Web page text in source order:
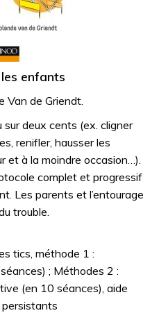
enfants
Van de Griendt.
deux cents (ex. cligner
renifler, hausser les
et à la moindre occasion…).
complet et progressif
Les parents et l’entourage
trouble.
tics, méthode 1 :
; Méthodes 2 :
(en 10 séances), aide